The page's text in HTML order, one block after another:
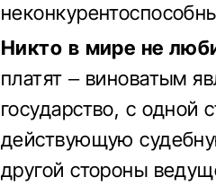
Никто в мире не
платят – виноватым
государство, с одной
действующую
другой стороны